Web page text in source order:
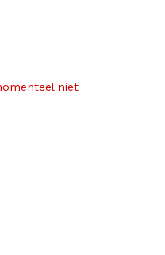
niet